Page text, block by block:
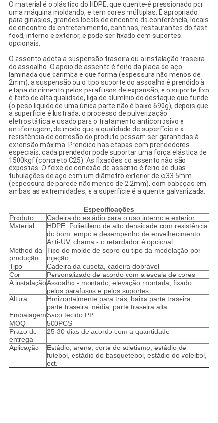
O material é o plástico do HDPE, que quente-é pressionado por
uma máquina moldando, e tem cores múltiplas. É apropriado
para ginásios, grandes locais de encontro da conferência, locais
de encontro do entretenimento, cantinas, restaurantes do fast
food, interno e exterior, e pode ser fixado com suportes
opcionais.
O assento adota a suspensão traseira ou a instalação traseira
do assoalho. O apoio de assento é feito da placa de aço
laminada que carimba e que forma (espessura não menos de
2mm), a suspensão ou o tipo suporte do assoalho é prendido à
etapa do cimento pelos parafusos de expansão, e o suporte fixo
é feito de alta qualidade, liga de alumínio do destaque que funde
(o peso líquido de uma única parte não é baixo 690g), depois que
a superfície é lustrada, o processo de pulverização
eletrostática é usado para o tratamento anticorrosivo e
antiferrugem, de modo que a qualidade de superfície e a
resistência de corrosão do produto possam ser garantidas à
extensão máxima. Prendido nas etapas com prendedores
especiais, cada prendedor pode suportar uma força elástica de
1500kgf (concreto C25). As fixações do assento não são
expostas. O feixe de conexão do assento é feito de duas
tubulações de aço com um diâmetro exterior de φ33.5mm
(espessura de parede não menos de 2.2mm), com cabeças em
ambas as extremidades, e a superfície é a quente galvanizada.
Especificações
Produto
Cadeira do estádio para o uso interno e exterior
Material
HDPE: Polietileno de alto densidade com resistência
do bom tempo e desempenho de envelhecimento
Anti-UV, chama - o retardador é opcional
Mothod da
produção
Tipo do molde de sopro ou tipo da modelação por
injeção
Tipo
Cadeira da cubeta, cadeira dobrável
Cor
Personalizado de acordo com a escala de cores
A instalaçãoAssoalho - montado, elevação montada, fixado
pelos parafusos e pelos suportes
Altura
Horizontalmente para trás, baixa parte traseira,
parte traseira média, parte traseira alta
EmbalagemSaco tecido PP
MOQ
500PCS
Prazo de
entrega
25-30 dias de acordo com a quantidade
Aplicação
Estádio, arena, corte do atletismo, estádio de
futebol, estádio do basquetebol, estádio do voleibol,
ect.